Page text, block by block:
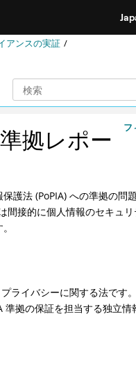
アンスの実証
フ
拠レポー
護法 (PoPIA) への準拠の問
接的に個人情報のセキュ
ライバシーに関する法です
拠の保証を担当する独立情